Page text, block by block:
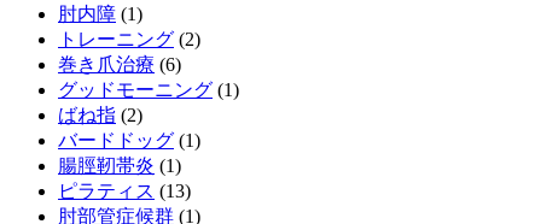
肘内障 (1)
トレーニング (2)
巻き爪治療 (6)
グッドモーニング (1)
ばね指 (2)
バードドッグ (1)
腸脛靭帯炎 (1)
ピラティス (13)
肘部管症候群 (1)